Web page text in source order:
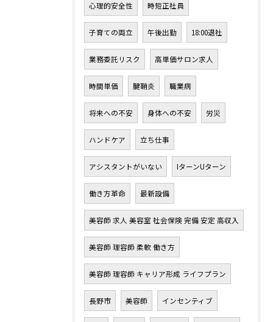
心理的安全性 時短正社員
子育ての両立 午後出勤 18:00退社
業務委託リスク 高単価サロン求人
時間単価 腱鞘炎 職業病
将来への不安 身体への不安 労災
ハンドケア 立ち仕事
アシスタントがいない IターンUターン
働き方革命 最新設備
美容師 求人 美容室 社会保険 完備 安定 高収入
美容師 理容師 柔軟 働き方
美容師 理容師 キャリア形成 ライフプラン
長野市 美容師 インセンティブ